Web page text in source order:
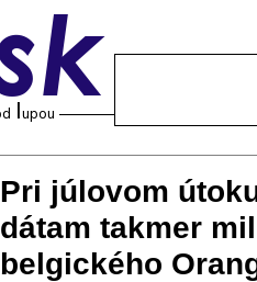
Pri júlovom
dátam takmer
belgického